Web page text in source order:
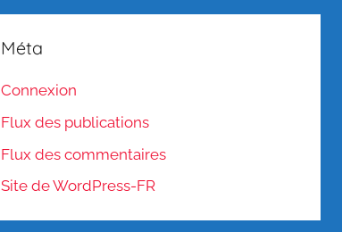
Méta
Connexion
Flux des publications
Flux des commentaires
Site de WordPress-FR